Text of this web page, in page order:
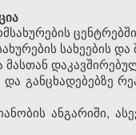
სახეების და
და განცხადებებზე
ანგარიში,